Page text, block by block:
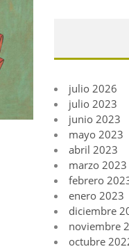
julio 2026
julio 2023
junio 2023
mayo 2023
abril 2023
marzo 2023
febrero
enero 2023
diciembre
noviembre
octubre